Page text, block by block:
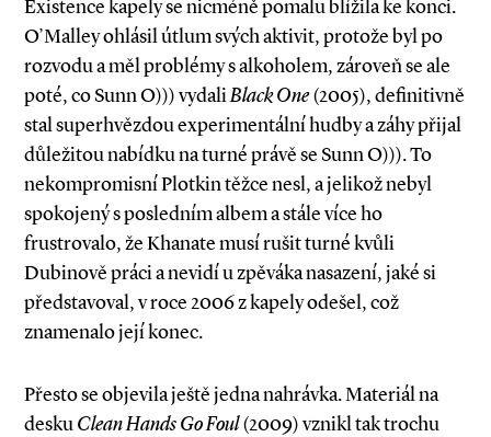
Existence kapely se nicméně pomalu blížila ke konci.
O’Malley ohlásil útlum svých aktivit, protože byl po
rozvodu a měl problémy s alkoholem, zároveň se ale
poté, co Sunn O))) vydaliBlack One(2005), definitivně
stal superhvězdou experimentální hudby a záhy přijal
důležitou nabídku na turné právě se Sunn O))). To
nekompromisní Plotkin těžce nesl, a jelikož nebyl
spokojený s posledním albem a stále více ho
frustrovalo, že Khanate musí rušit turné kvůli
Dubinově práci a nevidí u zpěváka nasazení, jaké si
představoval, v roce 2006 z kapely odešel, což
znamenalo její konec.
Přesto se objevila ještě jedna nahrávka. Materiál na
deskuClean Hands Go Foul(2009) vznikl tak trochu